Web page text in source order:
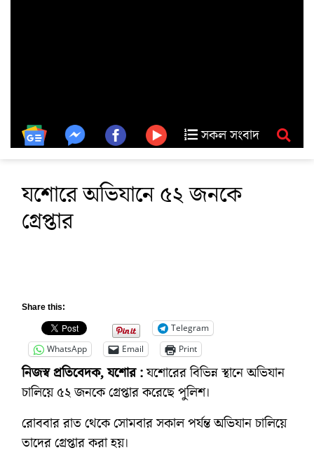
সকল সংবাদ
যশোরে অভিযানে ৫২ জনকে
গ্রেপ্তার
Share this:
Telegram
WhatsApp
Email Print
নিজস্ব প্রতিবেদক, যশোর :যশোরের বিভিন্ন স্থানে অভিযান
চালিয়ে ৫২ জনকে গ্রেপ্তার করেছে পুলিশ।
রোববার রাত থেকে সোমবার সকাল পর্যন্ত অভিযান চালিয়ে
তাদের গ্রেপ্তার করা হয়।